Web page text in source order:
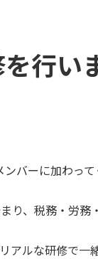
行い
バーに加わっ
り、税務・労
ルな研修で一